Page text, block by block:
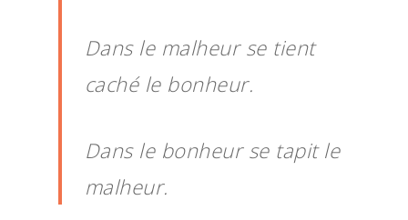
Dans le malheur se tient
caché le bonheur.
Dans le bonheur se tapit le
malheur.